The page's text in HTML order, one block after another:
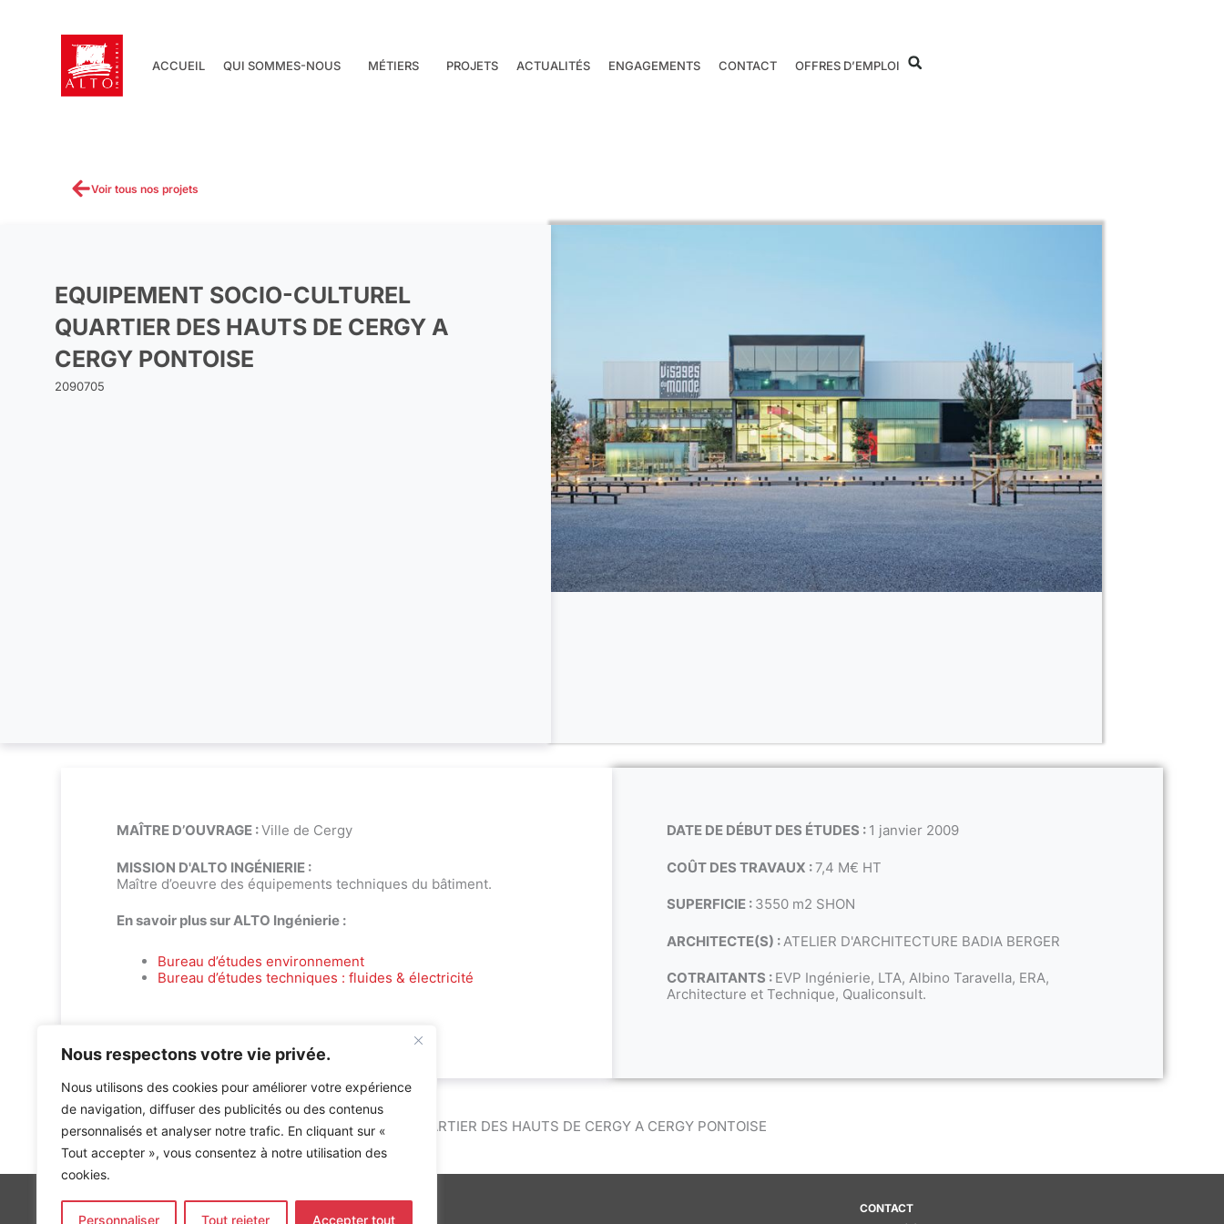
Nous respectons votre vie privée.
Nous utilisons des cookies pour améliorer votre expérience
de navigation, diffuser des publicités ou des contenus
personnalisés et analyser notre trafic. En cliquant sur «
Tout accepter », vous consentez à notre utilisation des
cookies.
Personnaliser Tout rejeter Accepter tout
ACCUEIL QUI SOMMES-NOUS MÉTIERS PROJETS ACTUALITÉS ENGAGEMENTS CONTACT OFFRES D’EMPLOI
Voir tous nos projets
EQUIPEMENT SOCIO-CULTUREL
QUARTIER DES HAUTS DE CERGY A
CERGY PONTOISE
2090705
DATE DE DÉBUT DES ÉTUDES : 1 janvier 2009
COÛT DES TRAVAUX :7,4 M€ HT
SUPERFICIE : 3550 m2 SHON
ARCHITECTE(S) :ATELIER D'ARCHITECTURE BADIA BERGER
COTRAITANTS : EVP Ingénierie, LTA, Albino Taravella, ERA,
Architecture et Technique, Qualiconsult.
MAÎTRE D’OUVRAGE :Ville de Cergy
MISSION D'ALTO INGÉNIERIE :
Maître d’oeuvre des équipements techniques du bâtiment.
En savoir plus sur ALTO Ingénierie :
Bureau d’études environnement
Bureau d’études techniques : fluides & électricité
Accueil»Références»EQUIPEMENT SOCIO-CULTUREL QUARTIER DES HAUTS DE CERGY A CERGY PONTOISE
CONTACT